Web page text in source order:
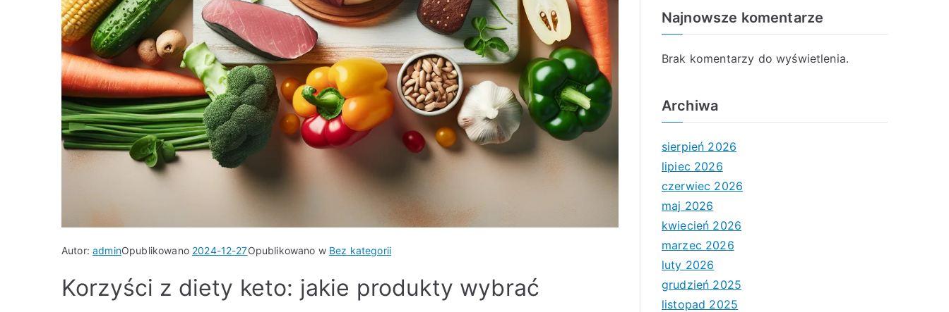
Autor:adminOpublikowano 2024-12-27Opublikowano w Bez kategorii
Korzyści z diety keto: jakie produkty wybrać
Najnowsze komentarze
Brak komentarzy do wyświetlenia.
Archiwa
sierpień 2026
lipiec 2026
czerwiec 2026
maj 2026
kwiecień 2026
marzec 2026
luty 2026
grudzień 2025
listopad 2025